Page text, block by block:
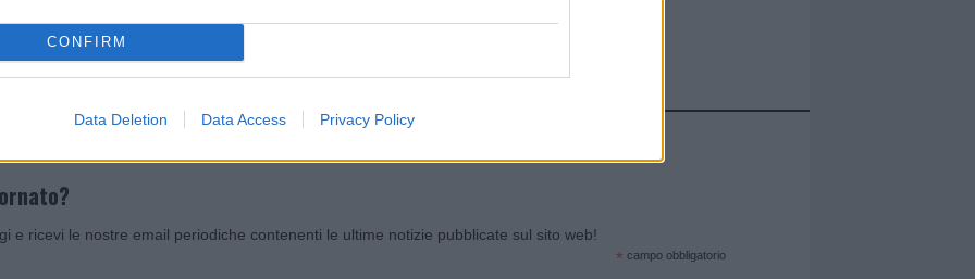
CONFIRM
Data Deletion Data Access Privacy Policy
Invia un Comunicato Stampa
e ricevi le nostre email periodiche contenenti le ultime notizie pubblicate sul sito web!
* campo obbligatorio